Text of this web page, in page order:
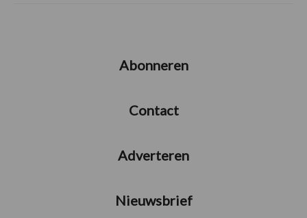
Abonneren
Contact
Adverteren
Nieuwsbrief